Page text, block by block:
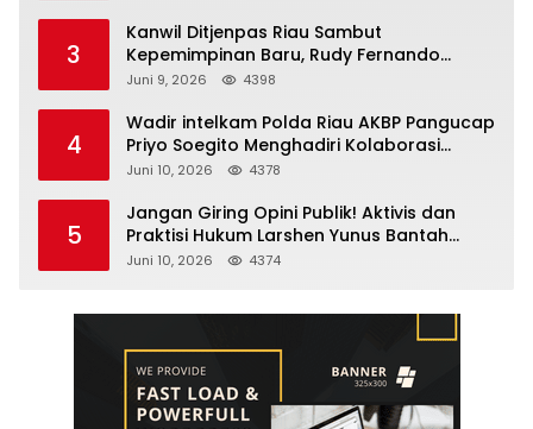
3
Kanwil Ditjenpas Riau Sambut
Kepemimpinan Baru, Rudy Fernando
Sianturi Resmi Menjabat Kakanwil
Juni 9, 2026 4398
4
Wadir intelkam Polda Riau AKBP Pangucap
Priyo Soegito Menghadiri Kolaborasi
Selamatkan Lingkungan Cegah Karhutla
Juni 10, 2026 4378
5
Jangan Giring Opini Publik! Aktivis dan
Praktisi Hukum Larshen Yunus Bantah
Tuduhan Soal Gelar Profesor Sufmi Dasco
Juni 10, 2026 4374